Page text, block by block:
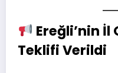
Ereğli’nin İl
Teklifi Verildi